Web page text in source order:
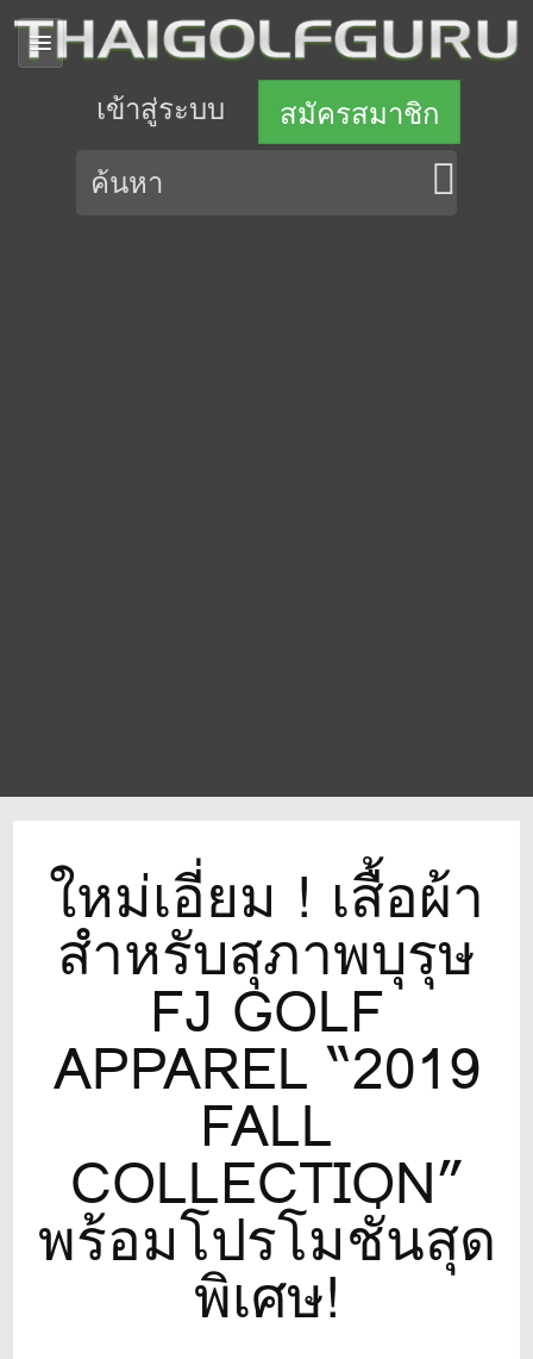
เข้าสู่ระบบ สมัครสมาชิก
ใหม่เอี่ยม ! เสื้อผ้า
สำหรับสุภาพบุรุษ
FJ GOLF
APPAREL “2019
FALL
COLLECTION”
พร้อมโปรโมชั่นสุด
พิเศษ!